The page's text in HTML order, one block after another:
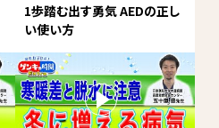
1歩踏む出す勇気 AEDの正し
い使い方